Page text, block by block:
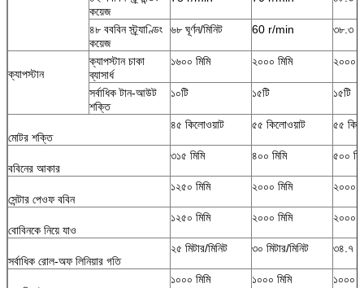
কয়েজ
৪৮ বববিন স্ট্র্যাণ্ডিং
কয়েজ
৬৮ ঘূর্ণন/মিনিট 60 r/min ৩৮.৩
ক্যাপস্টান
ক্যাপস্টান চাকা
ব্যাসার্ধ
১৬০০ মিমি ২০০০ মিমি ২০০০
সর্বাধিক টান-আউট
শক্তি
১০টি ১৫টি ১৫টি
মোটর শক্তি
৪৫ কিলোওয়াট ৫৫ কিলোওয়াট ৫৫
ববিনের আকার
৩১৫ মিমি ৪০০ মিমি ৫০০
সেন্টার পেওফ ববিন
১২৫০ মিমি ২০০০ মিমি ২০০০
বোবিনকে নিয়ে যাও
১২৫০ মিমি ২০০০ মিমি ২০০০
সর্বাধিক রোল-অফ লিনিয়ার গতি
২৫ মিটার/মিনিট ৩০ মিটার/মিনিট ৩৪.৭
১০০০ মিমি ১০০০ মিমি ১০০০